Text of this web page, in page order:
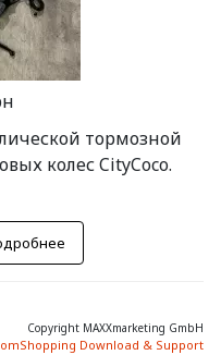
тормозной
колес CityCoco.
Copyright MAXXmarketing GmbH
Download & Support